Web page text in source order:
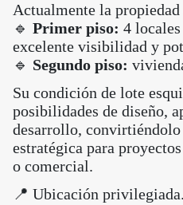
Actualmente la
🔹 Primer piso: 4
excelente visibilidad y
🔹 Segundo piso:
Su condición de lote
posibilidades de diseño,
desarrollo,
estratégica para
o comercial.
📍 Ubicación privilegiada.